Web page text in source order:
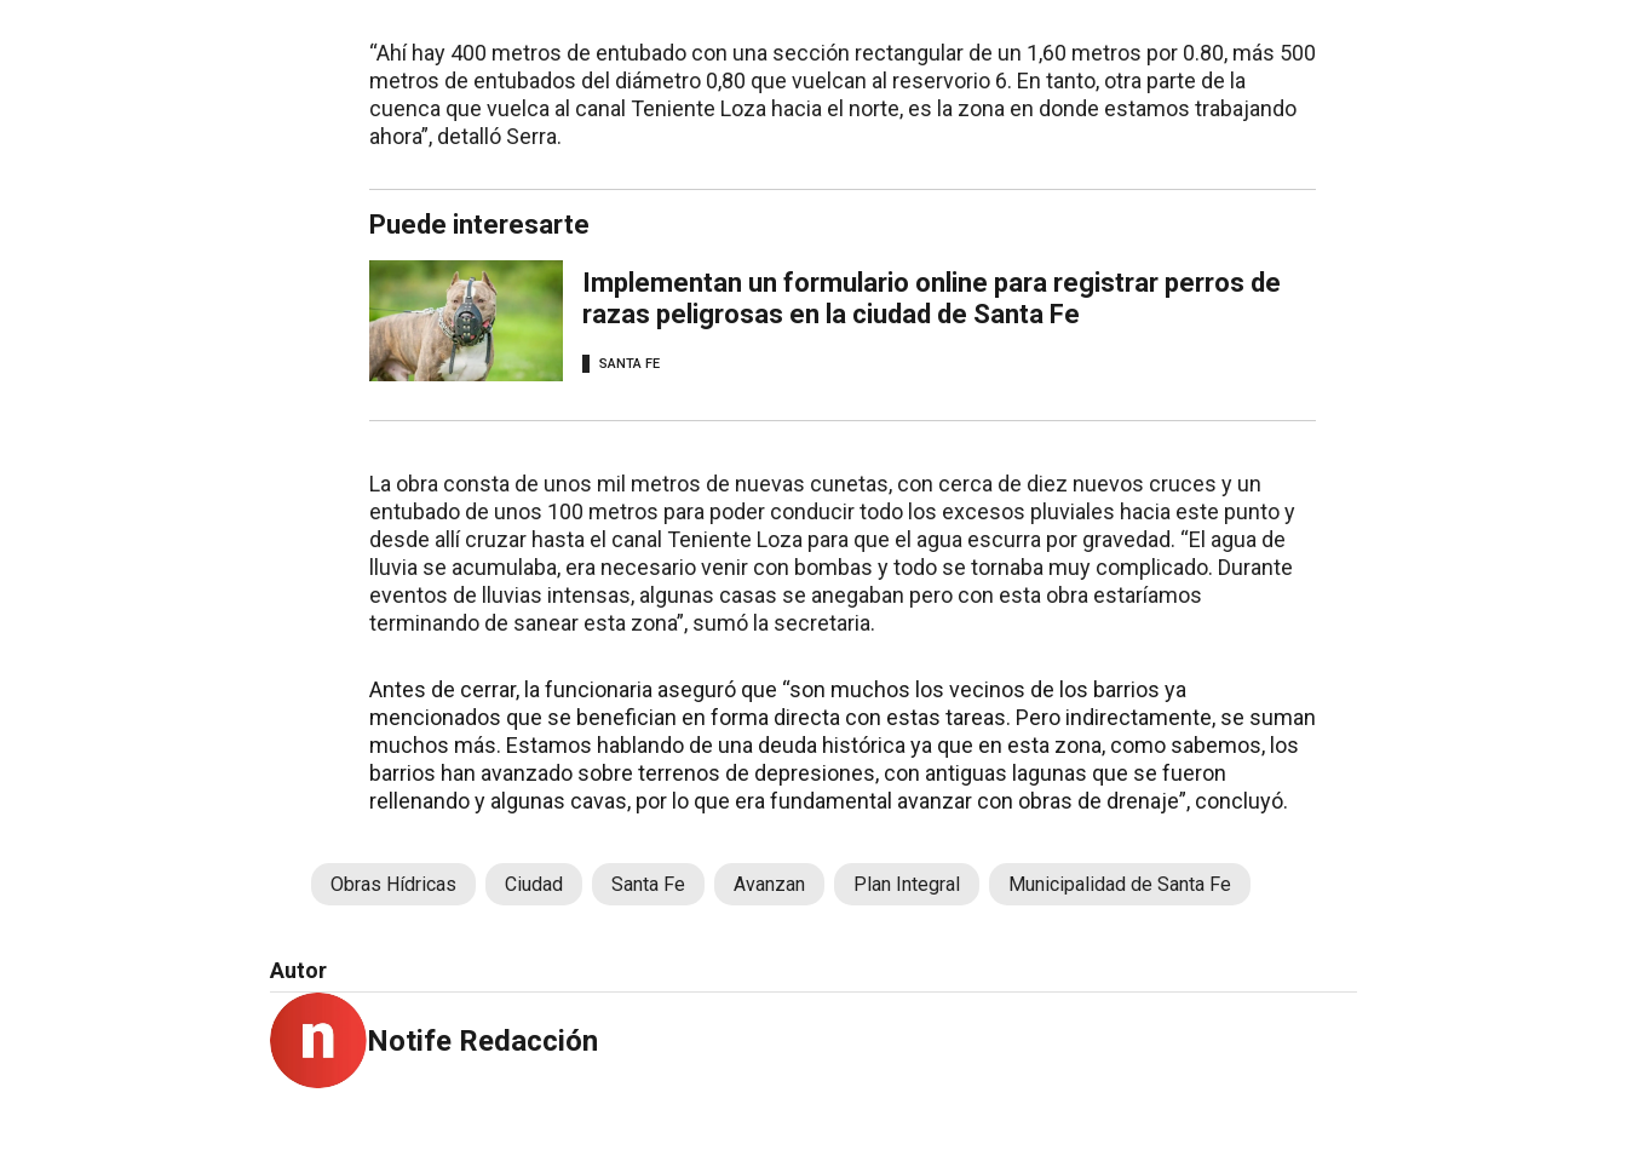
“Ahí hay 400 metros de entubado con una sección rectangular de un 1,60 metros por 0.80, más 500
metros de entubados del diámetro 0,80 que vuelcan al reservorio 6. En tanto, otra parte de la
cuenca que vuelca al canal Teniente Loza hacia el norte, es la zona en donde estamos trabajando
ahora”, detalló Serra.
Puede interesarte
Implementan un formulario online para registrar perros de
razas peligrosas en la ciudad de Santa Fe
SANTA FE
La obra consta de unos mil metros de nuevas cunetas, con cerca de diez nuevos cruces y un
entubado de unos 100 metros para poder conducir todo los excesos pluviales hacia este punto y
desde allí cruzar hasta el canal Teniente Loza para que el agua escurra por gravedad. “El agua de
lluvia se acumulaba, era necesario venir con bombas y todo se tornaba muy complicado. Durante
eventos de lluvias intensas, algunas casas se anegaban pero con esta obra estaríamos
terminando de sanear esta zona”, sumó la secretaria.
Antes de cerrar, la funcionaria aseguró que “son muchos los vecinos de los barrios ya
mencionados que se benefician en forma directa con estas tareas. Pero indirectamente, se suman
muchos más. Estamos hablando de una deuda histórica ya que en esta zona, como sabemos, los
barrios han avanzado sobre terrenos de depresiones, con antiguas lagunas que se fueron
rellenando y algunas cavas, por lo que era fundamental avanzar con obras de drenaje”, concluyó.
Obras Hídricas Ciudad Santa Fe Avanzan Plan Integral Municipalidad de Santa Fe
Autor
Notife Redacción